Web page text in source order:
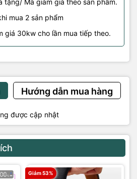
mua 2 sản phẩm
giá 30kw cho lần mua tiếp theo.
Hướng dẫn mua hàng
được cập nhật
Giảm 53%